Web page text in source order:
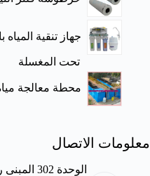
جهاز تنقية
تحت المغسلة
محطة معالجة
معلومات الاتصال